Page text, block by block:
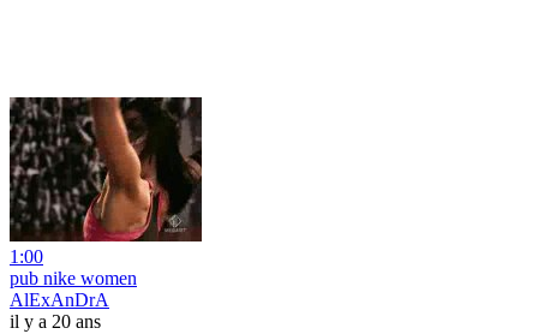
1:00
pub nike women
AlExAnDrA
il y a 20 ans